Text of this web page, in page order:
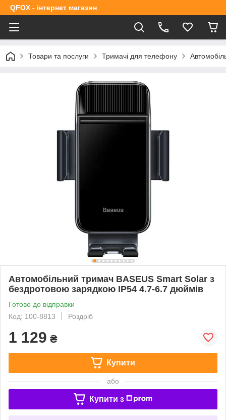
QFOX - інтернет магазин
Товари та послуги Тримачі для телефону
Автомобільний тримач BASEUS Smart Solar з
бездротовою зарядкою IP54 4.7-6.7 дюймів
Готово до відправки
Код: 100-8813
Роздріб
1 129 ₴
Купити
або
Купити з